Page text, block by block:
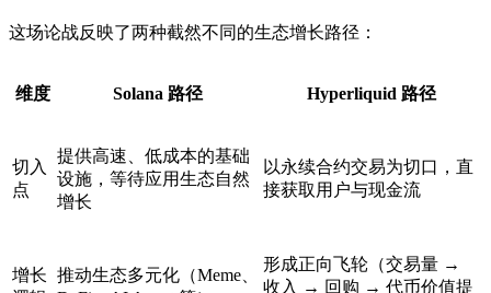
这场论战反映了两种截然不同的生态增长路径：
维度 Solana 路径 Hyperliquid 路径
切入
点
提供高速、低成本的基础
设施，等待应用生态自然
增长
以永续合约交易为切口，直
接获取用户与现金流
增长 推动生态多元化（Meme、
形成正向飞轮（交易量 →
收入 → 回购 → 代币价值提